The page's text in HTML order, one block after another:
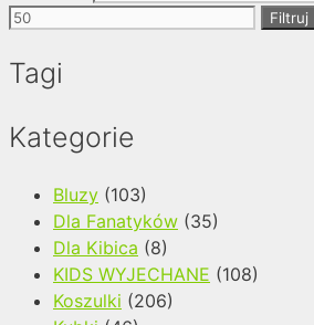
Filtruj
Tagi
Kategorie
Bluzy (103)
Dla Fanatyków (35)
Dla Kibica (8)
KIDS WYJECHANE (108)
Koszulki (206)